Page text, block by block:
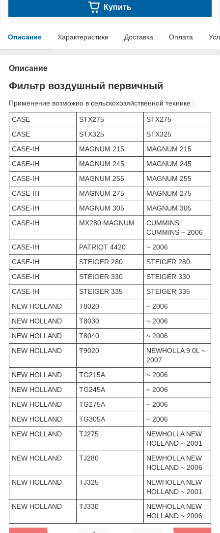
Купить
Описание Характеристики Доставка Оплата
Описание
Фильтр воздушный первичный
Применение возможно в сельскохозяйственной технике :
CASE STX275
STX275
CASE
STX325
STX325
CASE-IH
MAGNUM 215
MAGNUM 215
CASE-IH
MAGNUM 245
MAGNUM 245
CASE-IH
MAGNUM 255
MAGNUM 255
CASE-IH
MAGNUM 275
MAGNUM 275
CASE-IH
MAGNUM 305
MAGNUM 305
CASE-IH
MX280 MAGNUM
CUMMINS
CUMMINS ~ 2006
CASE-IH
PATRIOT 4420
~ 2006
CASE-IH
STEIGER 280
STEIGER 280
CASE-IH
STEIGER 330
STEIGER 330
CASE-IH
STEIGER 335
STEIGER 335
NEW HOLLAND
T8020
~ 2006
NEW HOLLAND
T8030
~ 2006
NEW HOLLAND
T8040
~ 2006
NEW HOLLAND
T9020
NEWHOLLA 9.0L ~
2007
NEW HOLLAND
TG215A
~ 2006
NEW HOLLAND
TG245A
~ 2006
NEW HOLLAND
TG275A
~ 2006
NEW HOLLAND
TG305A
~ 2006
NEW HOLLAND
TJ275
NEWHOLLA NEW
HOLLAND ~ 2001
NEW HOLLAND
TJ280
NEWHOLLA NEW
HOLLAND ~ 2006
NEW HOLLAND
TJ325
NEWHOLLA NEW
HOLLAND ~ 2001
NEW HOLLAND
TJ330
NEWHOLLA NEW
HOLLAND ~ 2006